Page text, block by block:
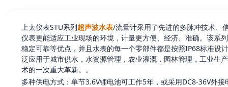
上太仪表STU系列超声波水表/流量计采用了先进的多脉冲技术、
仪表更能适应工业现场的环境，计量更方便、经济、准确。该系
稳定可靠等优点，并且水表的每一个零部件都是按照IP68标准设
泛应用于城市供水，水资源管理，农业灌溉，园林管理，工业生
术的一次重大革新。。
多种供电方式：单节3.6V锂电池可工作5年，或采用DC8-36V外